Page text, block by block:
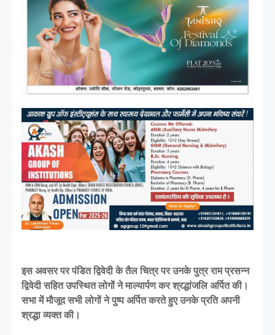
इस अवसर पर पंडित द्विवेदी के तैल चित्र पर उनके पुत्र राम प्रसन्न
द्विवेदी सहित उपस्थित लोगों ने माल्यार्पण कर श्रद्धांजलि अर्पित की।
सभा में मौजूद सभी लोगों ने पुष्प अर्पित करते हुए उनके प्रति अपनी
श्रद्धा व्यक्त की।